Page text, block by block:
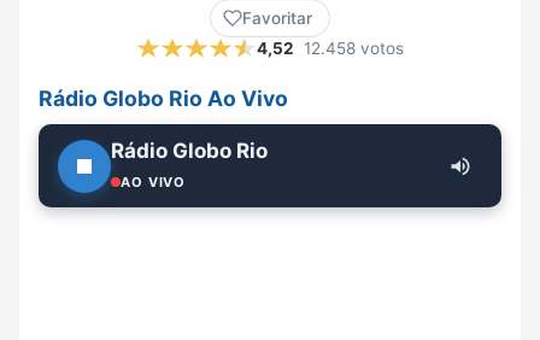
Favoritar
4,52
12.458 votos
Rádio Globo Rio Ao Vivo
Rádio Globo Rio
AO VIVO